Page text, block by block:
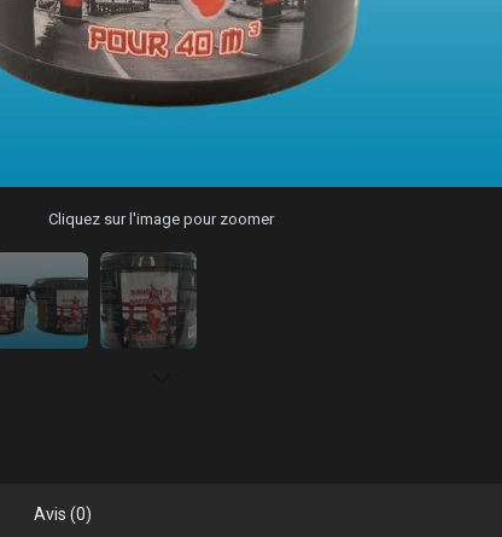
Cliquez sur l'image pour zoomer
Avis (0)